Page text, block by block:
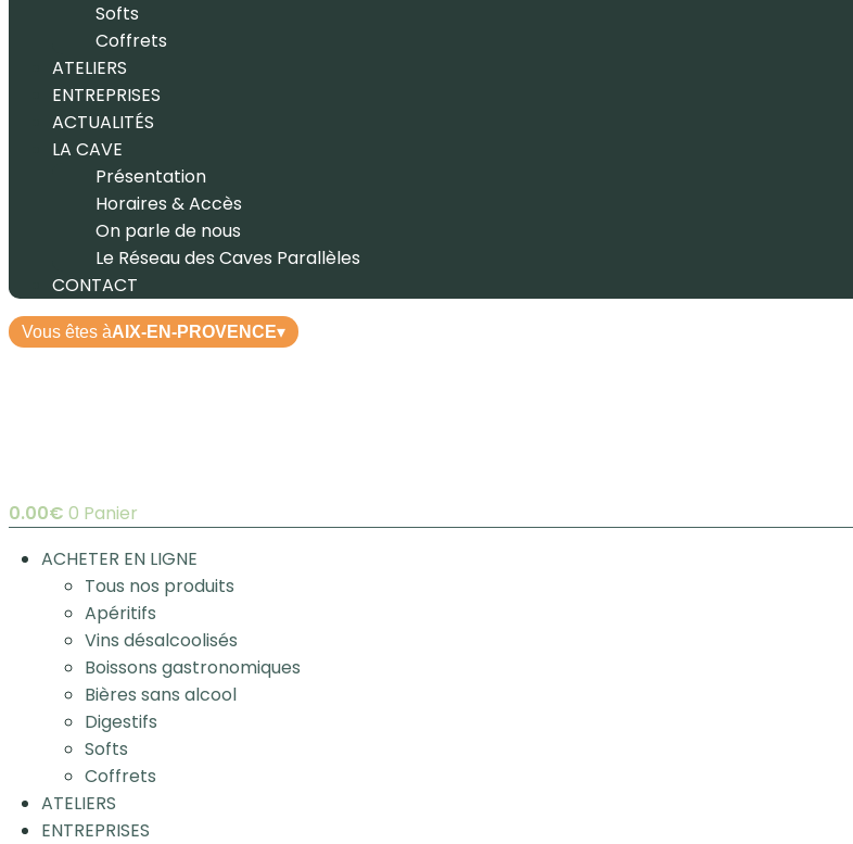
Softs
Coffrets
ATELIERS
ENTREPRISES
ACTUALITÉS
LA CAVE
Présentation
Horaires & Accès
On parle de nous
Le Réseau des Caves Parallèles
CONTACT
Vous êtes àAIX-EN-PROVENCE▾
0.00€ 0 Panier
ACHETER EN LIGNE
Tous nos produits
Apéritifs
Vins désalcoolisés
Boissons gastronomiques
Bières sans alcool
Digestifs
Softs
Coffrets
ATELIERS
ENTREPRISES